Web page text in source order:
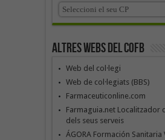
Altres webs del COFB
Web del col·legi
Web de col·legiats (BBS)
Farmaceuticonline.com
Farmaguia.net Localitzador
dels seus serveis
ÁGORA Formación Sanitaria